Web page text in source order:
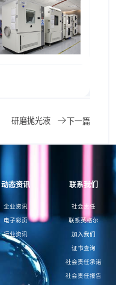
下一篇
研磨抛光液
动态资讯
企业资讯
电子彩页
行业资讯
联系我们
社会责任
联系英格尔
加入我们
证书查询
社会责任承诺
社会责任报告